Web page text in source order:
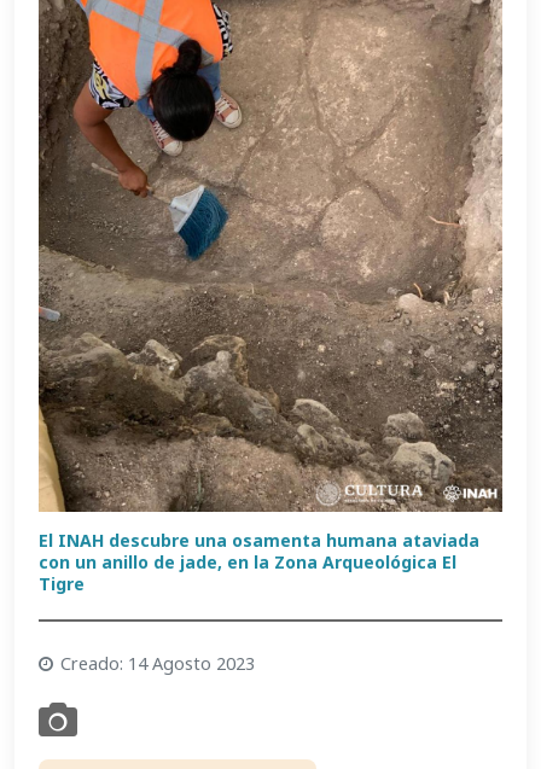
El INAH descubre una osamenta humana ataviada
con un anillo de jade, en la Zona Arqueológica El
Tigre
Creado: 14 Agosto 2023